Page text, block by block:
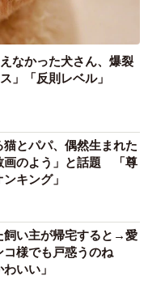
なかった犬さん、爆裂
」「反則レベル」
とパパ、偶然生まれた
画のよう」と話題 「尊
キング」
飼い主が帰宅すると→愛
様でも戸惑うのね
いい」